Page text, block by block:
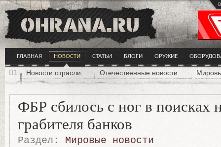
ГЛАВНАЯ НОВОСТИ СТАТЬИ БЛОГИ ОРУЖИЕ
Новости отрасли Отечественные новости
ФБР сбилось с ног в поисках
грабителя банков
Раздел:
Мировые новости